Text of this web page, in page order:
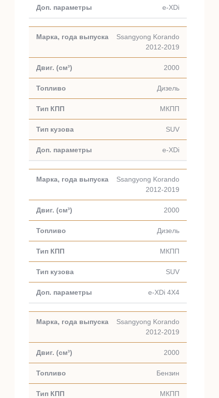
e-XDi
Ssangyong Korando
2012-2019
2000
Дизель
МКПП
SUV
e-XDi
Ssangyong Korando
2012-2019
2000
Дизель
МКПП
SUV
e-XDi 4X4
Ssangyong Korando
2012-2019
2000
Бензин
МКПП